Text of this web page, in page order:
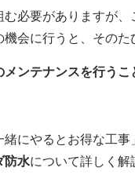
必要がありますが
会に行うと、そのた
ンテナンスを行う
にやるとお得な工事
防水について詳しく解